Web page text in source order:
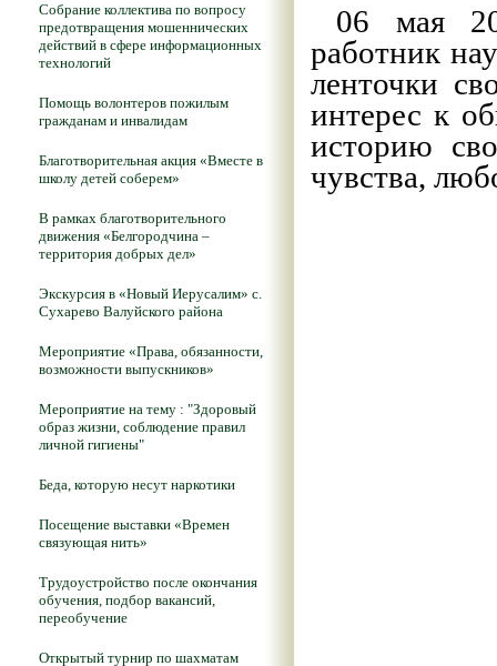
Собрание коллектива по вопросу
предотвращения мошеннических
действий в сфере информационных
технологий
Помощь волонтеров пожилым
гражданам и инвалидам
Благотворительная акция «Вместе в
школу детей соберем»
В рамках благотворительного
движения «Белгородчина –
территория добрых дел»
Экскурсия в «Новый Иерусалим» с.
Сухарево Валуйского района
Мероприятие «Права, обязанности,
возможности выпускников»
Мероприятие на тему : "Здоровый
образ жизни, соблюдение правил
личной гигиены"
Беда, которую несут наркотики
Посещение выставки «Времен
связующая нить»
Трудоустройство после окончания
обучения, подбор вакансий,
переобучение
Открытый турнир по шахматам
06 мая
работник
ленточки
интерес к
историю
чувства,